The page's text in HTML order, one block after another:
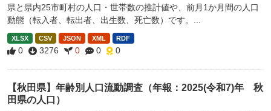
県と県内25市町村の人口・世帯数の推計値や、前月1か月間の人口
動態（転入者、転出者、出生数、死亡数）です。...
XLSX CSV JSON XML RDF
0 3276 0 0 0
【秋田県】年齢別人口流動調査（年報：2025(令和7)年 秋
田県の人口）